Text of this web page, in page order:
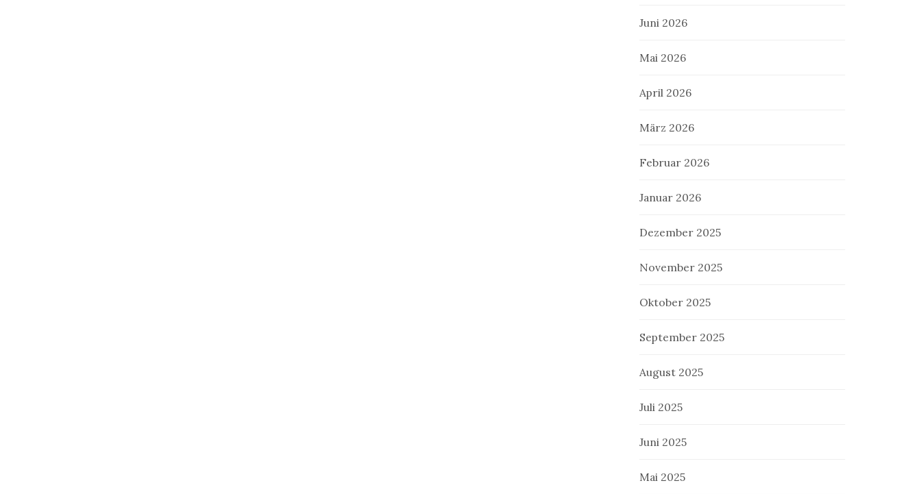
Juni 2026
Mai 2026
April 2026
März 2026
Februar 2026
Januar 2026
Dezember 2025
November 2025
Oktober 2025
September 2025
August 2025
Juli 2025
Juni 2025
Mai 2025